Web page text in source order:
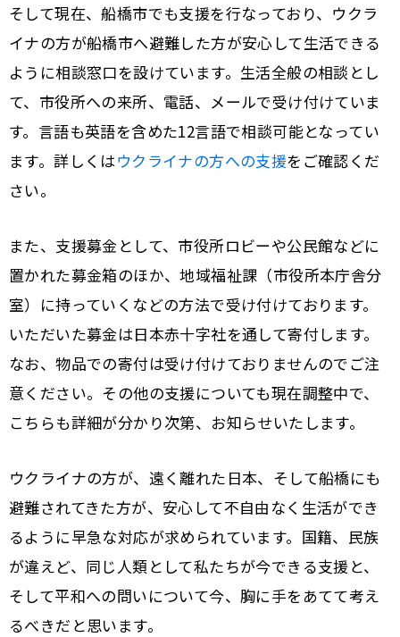
そして現在、船橋市でも支援を行なっており、ウクラ
イナの方が船橋市へ避難した方が安心して生活できる
ように相談窓口を設けています。生活全般の相談とし
て、市役所への来所、電話、メールで受け付けていま
す。言語も英語を含めた12言語で相談可能となってい
ます。詳しくはウクライナの方への支援をご確認くだ
さい。
また、支援募金として、市役所ロビーや公民館などに
置かれた募金箱のほか、地域福祉課（市役所本庁舎分
室）に持っていくなどの方法で受け付けております。
いただいた募金は日本赤十字社を通して寄付します。
なお、物品での寄付は受け付けておりませんのでご注
意ください。その他の支援についても現在調整中で、
こちらも詳細が分かり次第、お知らせいたします。
ウクライナの方が、遠く離れた日本、そして船橋にも
避難されてきた方が、安心して不自由なく生活ができ
るように早急な対応が求められています。国籍、民族
が違えど、同じ人類として私たちが今できる支援と、
そして平和への問いについて今、胸に手をあてて考え
るべきだと思います。